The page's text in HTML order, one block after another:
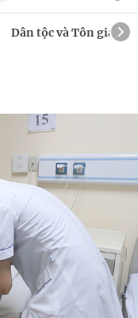
Dân tộc và Tôn giáo